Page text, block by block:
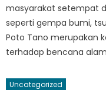
masyarakat setempat
seperti gempa bumi,
Poto Tano merupakan
terhadap bencana
Uncategorized